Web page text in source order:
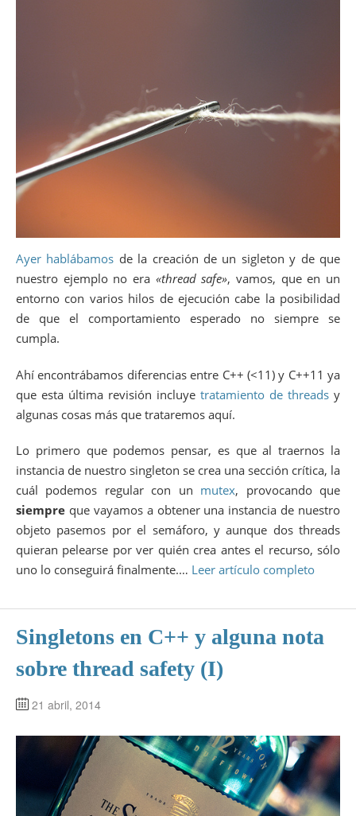
Ayer hablábamos de la creación de un sigleton y de que
nuestro ejemplo no era «thread safe», vamos, que en un
entorno con varios hilos de ejecución cabe la posibilidad
de que el comportamiento esperado no siempre se
cumpla.
Ahí encontrábamos diferencias entre C++ (<11) y C++11 ya
que esta última revisión incluye tratamiento de threads y
algunas cosas más que trataremos aquí.
Lo primero que podemos pensar, es que al traernos la
instancia de nuestro singleton se crea una sección crítica, la
cuál podemos regular con un mutex, provocando que
siempre que vayamos a obtener una instancia de nuestro
objeto pasemos por el semáforo, y aunque dos threads
quieran pelearse por ver quién crea antes el recurso, sólo
uno lo conseguirá finalmente.… Leer artículo completo
Singletons en C++ y alguna nota
sobre thread safety (I)
21 abril, 2014